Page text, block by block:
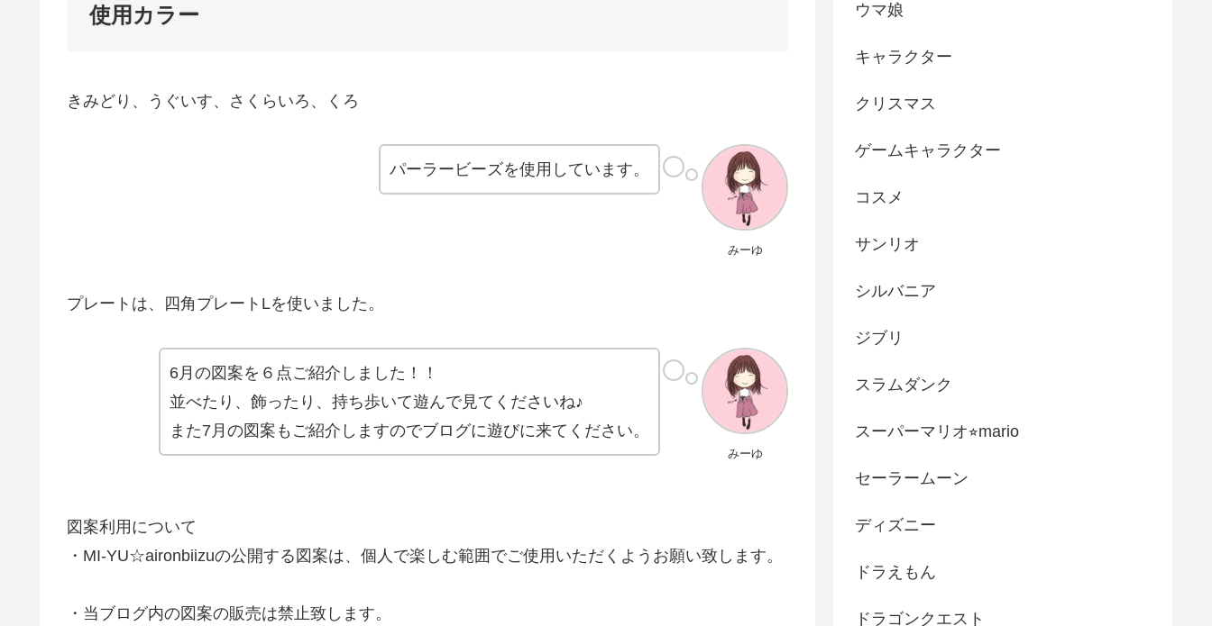
使用カラー
きみどり、うぐいす、さくらいろ、くろ
みーゆ
パーラービーズを使用しています。
プレートは、四角プレートLを使いました。
みーゆ
6月の図案を６点ご紹介しました！！
並べたり、飾ったり、持ち歩いて遊んで見てくださいね♪
また7月の図案もご紹介しますのでブログに遊びに来てください。
図案利用について
・MI-YU☆aironbiizuの公開する図案は、個人で楽しむ範囲でご使用いただくようお願い致します。
・当ブログ内の図案の販売は禁止致します。
ウマ娘
キャラクター
クリスマス
ゲームキャラクター
コスメ
サンリオ
シルバニア
ジブリ
スラムダンク
スーパーマリオ⭐︎mario
セーラームーン
ディズニー
ドラえもん
ドラゴンクエスト